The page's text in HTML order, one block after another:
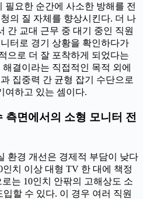
필요한 순간에 사소한 방해를 전
의 질 자체를 향상시킨다. 더 나
간 교대 근무 중 대기 중인 직원
터로 경기 상황을 확인하다가
으로 더 잘 포착하게 되었다는
결이라는 직접적인 목적 외에
집중력 간 균형 잡기 수단으로
여하고 있는 셈이다.
측면에서의 소형 모니터 전
환경 개선은 경제적 부담이 낮다
치 이상 대형 TV 한 대에 책정
는 10인치 안팎의 고해상도 소
할 수 있다. 이 경우 여러 직원